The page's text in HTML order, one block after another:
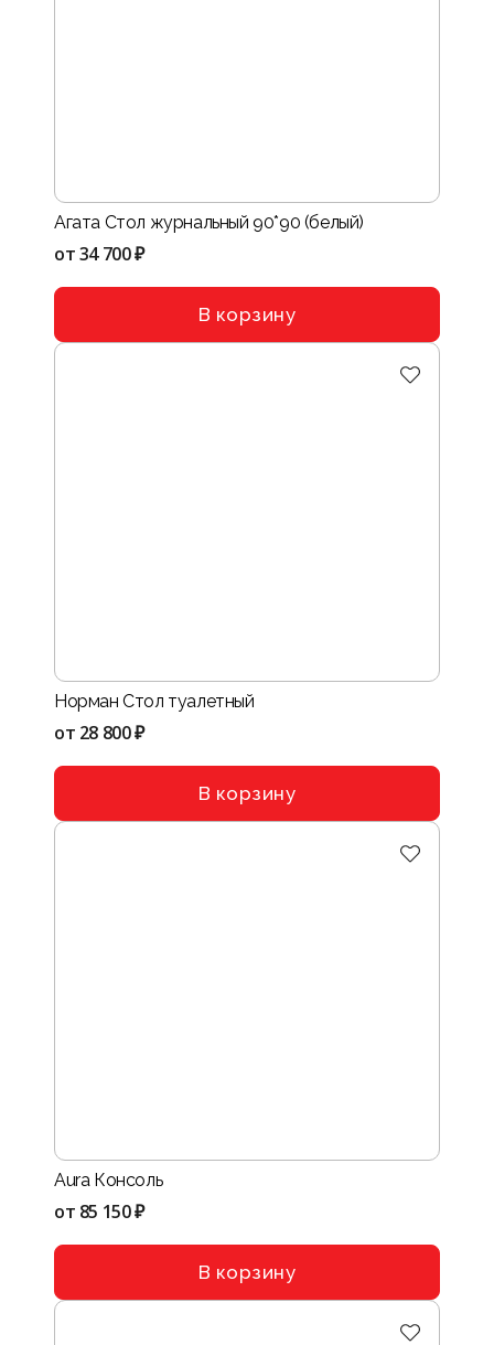
Агата Стол журнальный 90*90 (белый)
от34 700 ₽
В корзину
Норман Стол туалетный
от 28 800 ₽
В корзину
Aura Консоль
от 85 150 ₽
В корзину